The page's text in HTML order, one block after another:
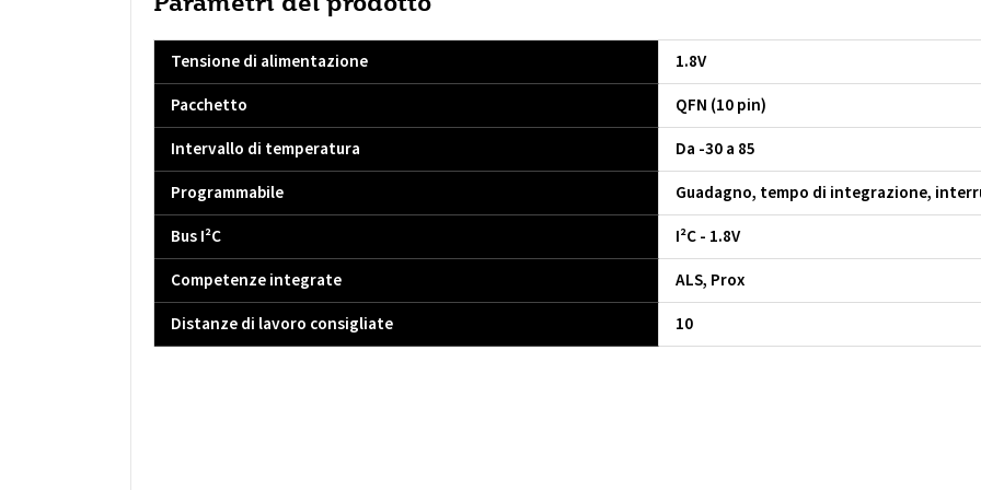
Tensione di alimentazione
1.8V
Pacchetto
QFN (10 pin)
Intervallo di temperatura
Da -30 a 85
Programmabile
Guadagno, tempo di integrazione,
Bus I²C
I²C - 1.8V
Competenze integrate
ALS, Prox
Distanze di lavoro consigliate
10